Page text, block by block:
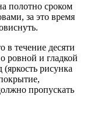
полотно сроком
за это время
в течение десяти
ровной и гладкой
рисунка
пропускать